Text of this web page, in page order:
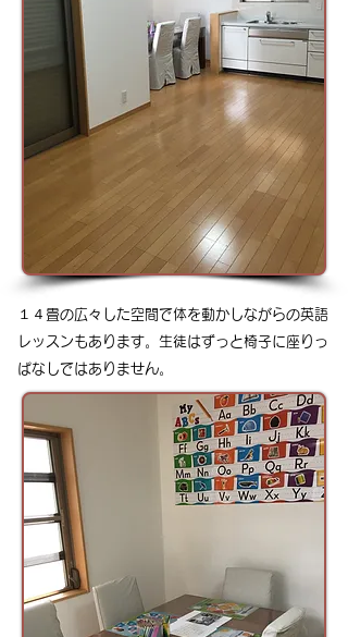
１４畳の広々した空間で体を動かしながらの英語
レッスンもあります。生徒はずっと椅子に座りっ
ぱなしではありません。